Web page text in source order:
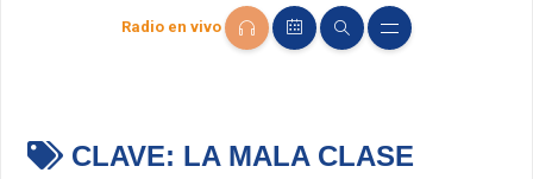
Radio en vivo
CLAVE: LA MALA CLASE